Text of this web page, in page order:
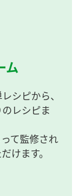
ム
シピから、
レシピま
て監修され
けます。